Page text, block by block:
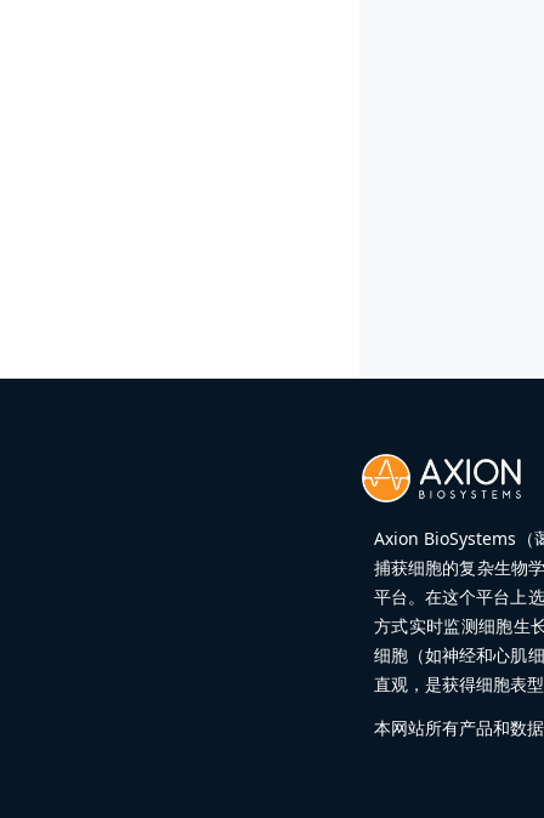
Axion BioSystems（
捕获细胞的复杂生物
平台。在这个平台上
方式实时监测细胞生
细胞（如神经和心肌
直观，是获得细胞表
本网站所有产品和数